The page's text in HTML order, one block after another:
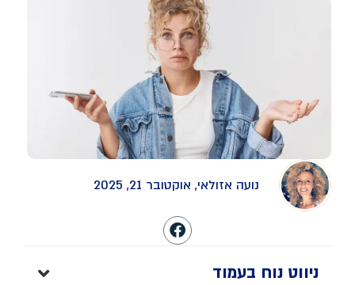
נועה אזולאי, אוקטובר 21, 2025
ניווט נוח בעמוד